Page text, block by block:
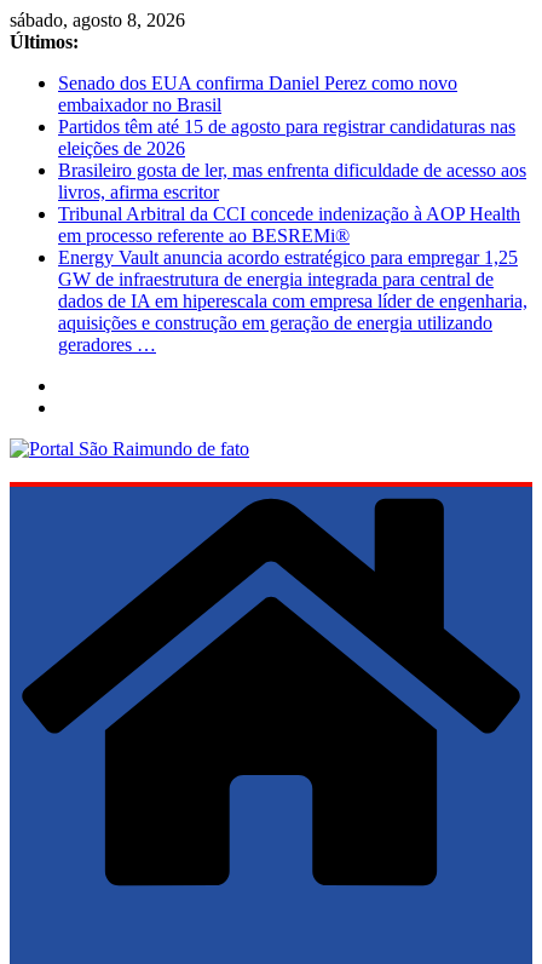
Pular
para
conteúdo
sábado, agosto 8, 2026
Últimos:
Senado dos EUA confirma Daniel Perez como novo
embaixador no Brasil
Partidos têm até 15 de agosto para registrar candidaturas nas
eleições de 2026
Brasileiro gosta de ler, mas enfrenta dificuldade de acesso aos
livros, afirma escritor
Tribunal Arbitral da CCI concede indenização à AOP Health
em processo referente ao BESREMi®
Energy Vault anuncia acordo estratégico para empregar 1,25
GW de infraestrutura de energia integrada para central de
dados de IA em hiperescala com empresa líder de engenharia,
aquisições e construção em geração de energia utilizando
geradores …